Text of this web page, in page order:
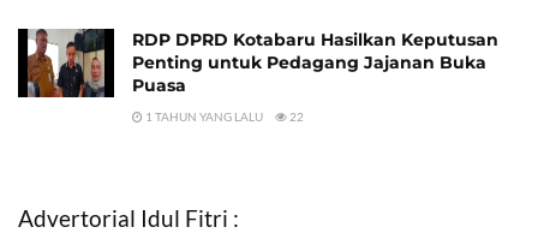
RDP DPRD Kotabaru Hasilkan Keputusan
Penting untuk Pedagang Jajanan Buka
Puasa
1 TAHUN YANG LALU 22
Advertorial Idul Fitri :